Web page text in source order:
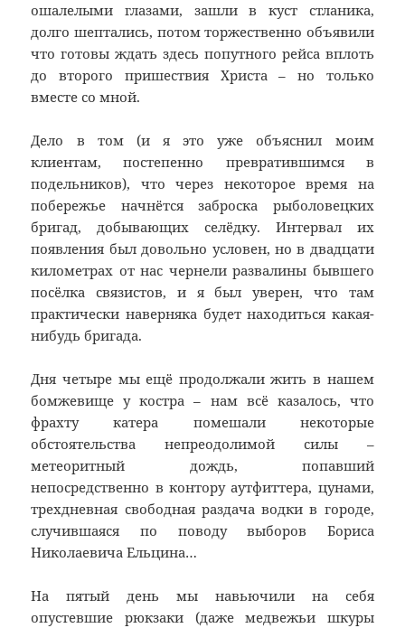
ошалелыми глазами, зашли в куст стланика,
долго шептались, потом торжественно объявили
что готовы ждать здесь попутного рейса вплоть
до второго пришествия Христа – но только
вместе со мной.
Дело в том (и я это уже объяснил моим
клиентам, постепенно превратившимся в
подельников), что через некоторое время на
побережье начнётся заброска рыболовецких
бригад, добывающих селёдку. Интервал их
появления был довольно условен, но в двадцати
километрах от нас чернели развалины бывшего
посёлка связистов, и я был уверен, что там
практически наверняка будет находиться какая-
нибудь бригада.
Дня четыре мы ещё продолжали жить в нашем
бомжевище у костра – нам всё казалось, что
фрахту катера помешали некоторые
обстоятельства непреодолимой силы –
метеоритный дождь, попавший
непосредственно в контору аутфиттера, цунами,
трехдневная свободная раздача водки в городе,
случившаяся по поводу выборов Бориса
Николаевича Ельцина…
На пятый день мы навьючили на себя
опустевшие рюкзаки (даже медвежьи шкуры